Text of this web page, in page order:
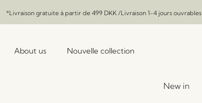
*Livraison gratuite à partir de 499 DKK /Livraison 1-4 jours ouvrables
About us Nouvelle collection
New in